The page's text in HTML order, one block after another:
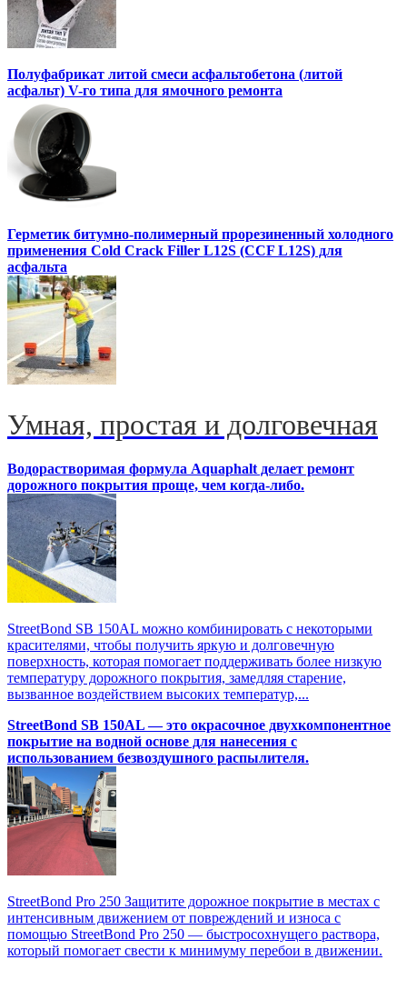
Полуфабрикат литой смеси асфальтобетона (литой
асфальт) V-го типа для ямочного ремонта
Герметик битумно-полимерный прорезиненный холодного
применения Cold Crack Filler L12S (ССF L12S) для
асфальта
Умная, простая и долговечная
Водорастворимая формула Aquaphalt делает ремонт
дорожного покрытия проще, чем когда-либо.
StreetBond SB 150AL можно комбинировать с некоторыми
красителями, чтобы получить яркую и долговечную
поверхность, которая помогает поддерживать более низкую
температуру дорожного покрытия, замедляя старение,
вызванное воздействием высоких температур,...
StreetBond SB 150AL — это окрасочное двухкомпонентное
покрытие на водной основе для нанесения с
использованием безвоздушного распылителя.
StreetBond Pro 250 Защитите дорожное покрытие в местах с
интенсивным движением от повреждений и износа с
помощью StreetBond Pro 250 — быстросохнущего раствора,
который помогает свести к минимуму перебои в движении.